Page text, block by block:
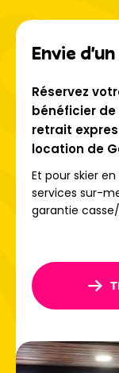
Secteur
Pène Blanque
mythiques et
3 zones
riders
et rails pour tous
Au-delà
Gourette
Envie
Réservez
bénéficier
retrait
location de
Et pour skier
services sur-
garantie